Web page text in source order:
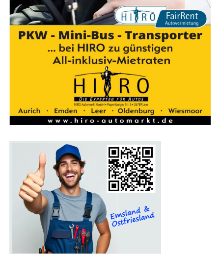
Ein Pro­gramm für die gan­ze Familie
Auch Fami­li­en kom­men auf der Bau­mes­se Lin­gen auf
ihre Kos­ten. Für Kin­der gibt es an vie­len Stän­den spe­zi­
el­le Attrak­tio­nen, die den Mes­se­be­such unter­halt­sam
gestal­ten. Das Mes­se­re­stau­rant lädt zu einer Pau­se ein,
bei der sich die Besu­cher für den wei­te­ren Rund­gang
stär­ken können.